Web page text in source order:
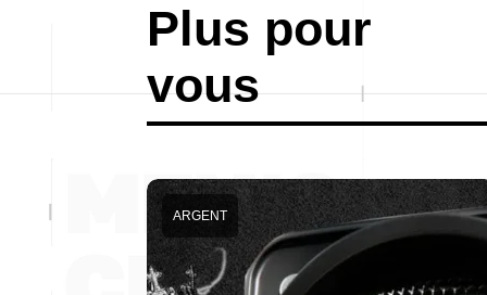
Plus pour
vous
ARGENT